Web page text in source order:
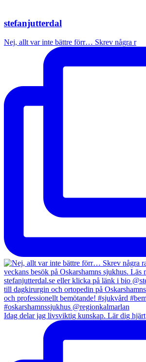
stefanjutterdal
Nej, allt var inte bättre förr… Skrev några r
Idag delar jag livsviktig kunskap. Lär dig hjärt